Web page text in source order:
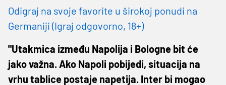
Odigraj na svoje favorite u širokoj ponudi na
Germaniji (Igraj odgovorno, 18+)
"Utakmica između Napolija i Bologne bit će
jako važna. Ako Napoli pobijedi, situacija na
vrhu tablice postaje napetija. Inter bi mogao